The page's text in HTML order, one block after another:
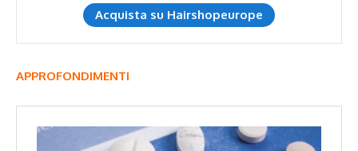
Acquista su Hairshopeurope
APPROFONDIMENTI